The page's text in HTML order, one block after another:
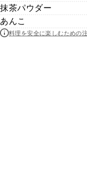
抹茶パウダー
あんこ
料理を安全に楽しむための